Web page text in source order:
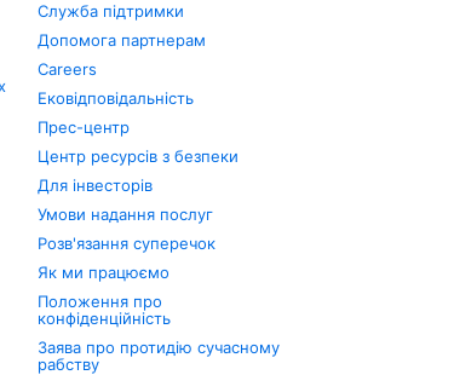
Служба підтримки
Допомога партнерам
Careers
Ековідповідальність
Прес-центр
Центр ресурсів з безпеки
Для інвесторів
Умови надання послуг
Розв'язання суперечок
Як ми працюємо
Положення про
конфіденційність
Заява про протидію сучасному
рабству